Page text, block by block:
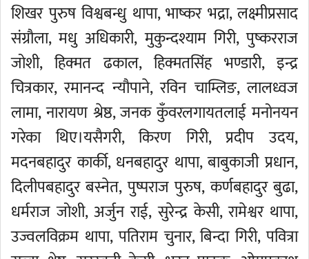
शिखर पुरुष विश्वबन्धु थापा, भाष्कर भद्रा, लक्ष्मीप्रसाद
संग्रौला, मधु अधिकारी, मुकुन्दश्याम गिरी, पुष्करराज
जोशी, हिक्मत ढकाल, हिक्मतसिंह भण्डारी, इन्द्र
चित्रकार, रमानन्द न्यौपाने, रविन चाम्लिङ, लालध्वज
लामा, नारायण श्रेष्ठ, जनक कुँवरलगायतलाई मनोनयन
गरेका थिए।यसैगरी, किरण गिरी, प्रदीप उदय,
मदनबहादुर कार्की, धनबहादुर थापा, बाबुकाजी प्रधान,
दिलीपबहादुर बस्नेत, पुष्पराज पुरुष, कर्णबहादुर बुढा,
धर्मराज जोशी, अर्जुन राई, सुरेन्द्र केसी, रामेश्वर थापा,
उज्वलविक्रम थापा, पतिराम चुनार, बिन्दा गिरी, पवित्रा